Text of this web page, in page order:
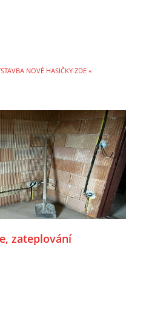
NOVÉ HASIČKY ZDE «
zateplování